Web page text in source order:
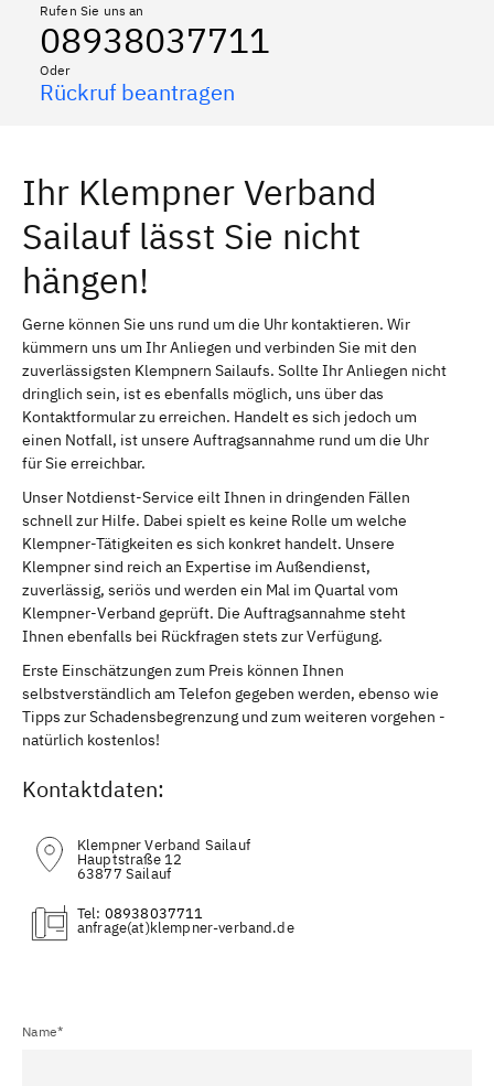
Rufen Sie uns an
08938037711
Oder
Rückruf beantragen
Ihr Klempner Verband
Sailauf lässt Sie nicht
hängen!
Gerne können Sie uns rund um die Uhr kontaktieren. Wir
kümmern uns um Ihr Anliegen und verbinden Sie mit den
zuverlässigsten Klempnern Sailaufs. Sollte Ihr Anliegen nicht
dringlich sein, ist es ebenfalls möglich, uns über das
Kontaktformular zu erreichen. Handelt es sich jedoch um
einen Notfall, ist unsere Auftragsannahme rund um die Uhr
für Sie erreichbar.
Unser Notdienst-Service eilt Ihnen in dringenden Fällen
schnell zur Hilfe. Dabei spielt es keine Rolle um welche
Klempner-Tätigkeiten es sich konkret handelt. Unsere
Klempner sind reich an Expertise im Außendienst,
zuverlässig, seriös und werden ein Mal im Quartal vom
Klempner-Verband geprüft. Die Auftragsannahme steht
Ihnen ebenfalls bei Rückfragen stets zur Verfügung.
Erste Einschätzungen zum Preis können Ihnen
selbstverständlich am Telefon gegeben werden, ebenso wie
Tipps zur Schadensbegrenzung und zum weiteren vorgehen -
natürlich kostenlos!
Kontaktdaten:
Klempner Verband Sailauf
Hauptstraße 12
63877 Sailauf
Tel: 08938037711
(at)
Name*